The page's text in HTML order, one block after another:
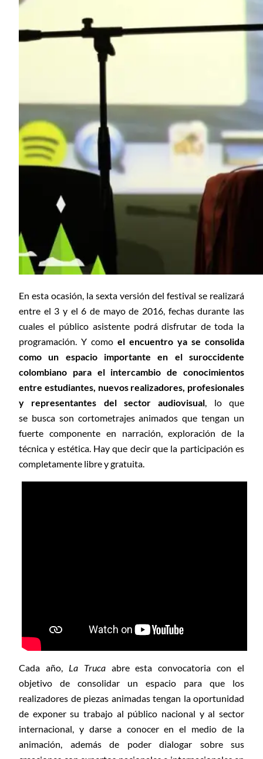
En esta ocasión, la sexta versión del festival se realizará
entre el 3 y el 6 de mayo de 2016, fechas durante las
cuales el público asistente podrá disfrutar de toda la
programación. Y como el encuentro ya se consolida
como un espacio importante en el suroccidente
colombiano para el intercambio de conocimientos
entre estudiantes, nuevos realizadores, profesionales
y representantes del sector audiovisual, lo que
se busca son cortometrajes animados que tengan un
fuerte componente en narración, exploración de la
técnica y estética. Hay que decir que la participación es
completamente libre y gratuita.
Cada año, La Trucaabre esta convocatoria con el
objetivo de consolidar un espacio para que los
realizadores de piezas animadas tengan la oportunidad
de exponer su trabajo al público nacional y al sector
internacional, y darse a conocer en el medio de la
animación, además de poder dialogar sobre sus